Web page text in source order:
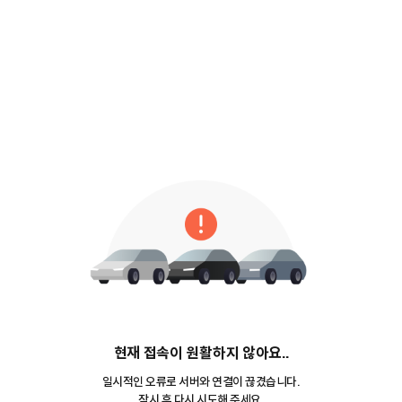
현재 접속이 원활하지 않아요..
일시적인 오류로 서버와 연결이 끊겼습니다.